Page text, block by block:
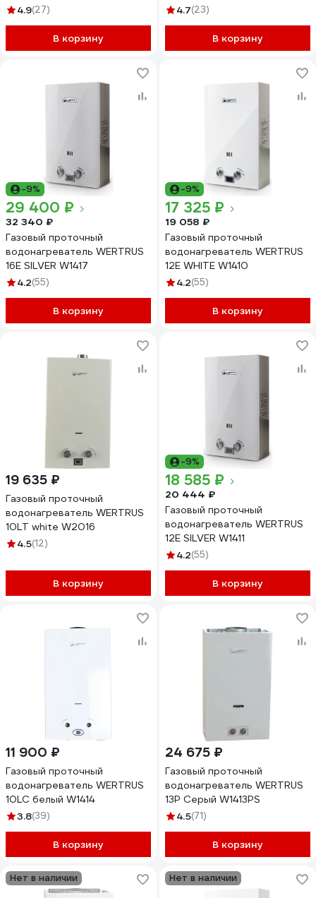
4.9(27)
В корзину
4.7(23)
В корзину
-9%
29 400 ₽
32 340 ₽
Газовый проточный
водонагреватель WERTRUS
16E SILVER W1417
4.2(55)
В корзину
-9%
17 325 ₽
19 058 ₽
Газовый проточный
водонагреватель WERTRUS
12E WHITE W1410
4.2(55)
В корзину
19 635 ₽
Газовый проточный
водонагреватель WERTRUS
10LT white W2016
4.5(12)
В корзину
-9%
18 585 ₽
20 444 ₽
Газовый проточный
водонагреватель WERTRUS
12E SILVER W1411
4.2(55)
В корзину
11 900 ₽
Газовый проточный
водонагреватель WERTRUS
10LC белый W1414
3.8(39)
В корзину
24 675 ₽
Газовый проточный
водонагреватель WERTRUS
13Р Серый W1413PS
4.5(71)
В корзину
Нет в наличии Нет в наличии